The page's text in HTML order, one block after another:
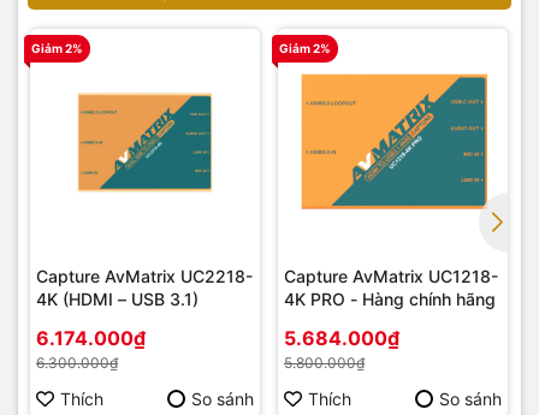
Giảm 2%
Capture AvMatrix UC2218-
4K (HDMI – USB 3.1)
6.174.000₫
6.300.000₫
Thích So sánh
Giảm 2%
Capture AvMatrix UC1218-
4K PRO - Hàng chính hãng
5.684.000₫
5.800.000₫
Thích So sánh